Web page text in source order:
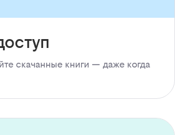
скачанные книги — даже когда